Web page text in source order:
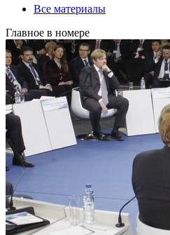
Все материалы
Главное в номере